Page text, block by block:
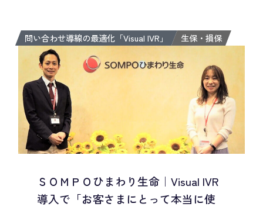
問い合わせ導線の最適化「Visual IVR」 生保・損保
ＳＯＭＰＯひまわり生命｜Visual IVR
導入で「お客さまにとって本当に使